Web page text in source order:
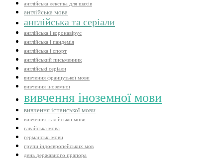
англійська лексика для шахів
англійська мова
англійська та серіали
англійська і коронавірус
англійська і пандемія
англійська і спорт
англійський письменник
англійські серіали
вивчення французької мови
вивчення іноземної
вивчення іноземної мови
вивчення іспанської мови
вивчення італійської мови
гавайська мова
германські мови
групи індоєвропейських мов
день державного прапора